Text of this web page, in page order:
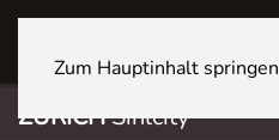
Zum Hauptinhalt springen
ZÜRICHSihlcity